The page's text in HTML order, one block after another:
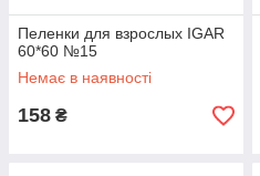
Пеленки для взрослых IGAR
60*60 №15
Немає в наявності
158 ₴